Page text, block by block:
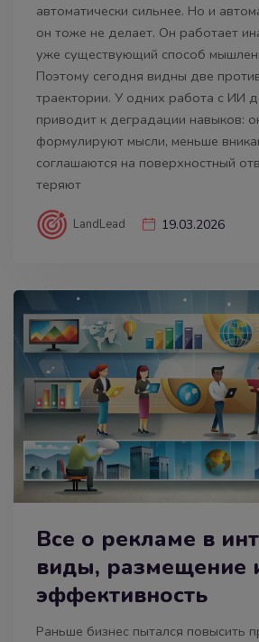
автоматически сильнее. Но и
он тоже не делает. Он работает
уже существующий способ
Поэтому сегодня видны две
траектории. У одних работа с ИИ
приводит к деградации навыков:
формулируют мысли, меньше
соглашаются на поверхностный
теряют
LandLead 19.03.2026
Все о рекламе в
виды, размещение
эффективность
Раньше бизнес пытался повысить